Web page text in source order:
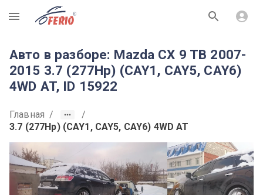
R
Авто в разборе: Mazda CX 9 TB 2007-
2015 3.7 (277Hp) (CAY1, CAY5, CAY6)
4WD AT, ID 15922
Главная /
/
3.7 (277Hp) (CAY1, CAY5, CAY6) 4WD AT